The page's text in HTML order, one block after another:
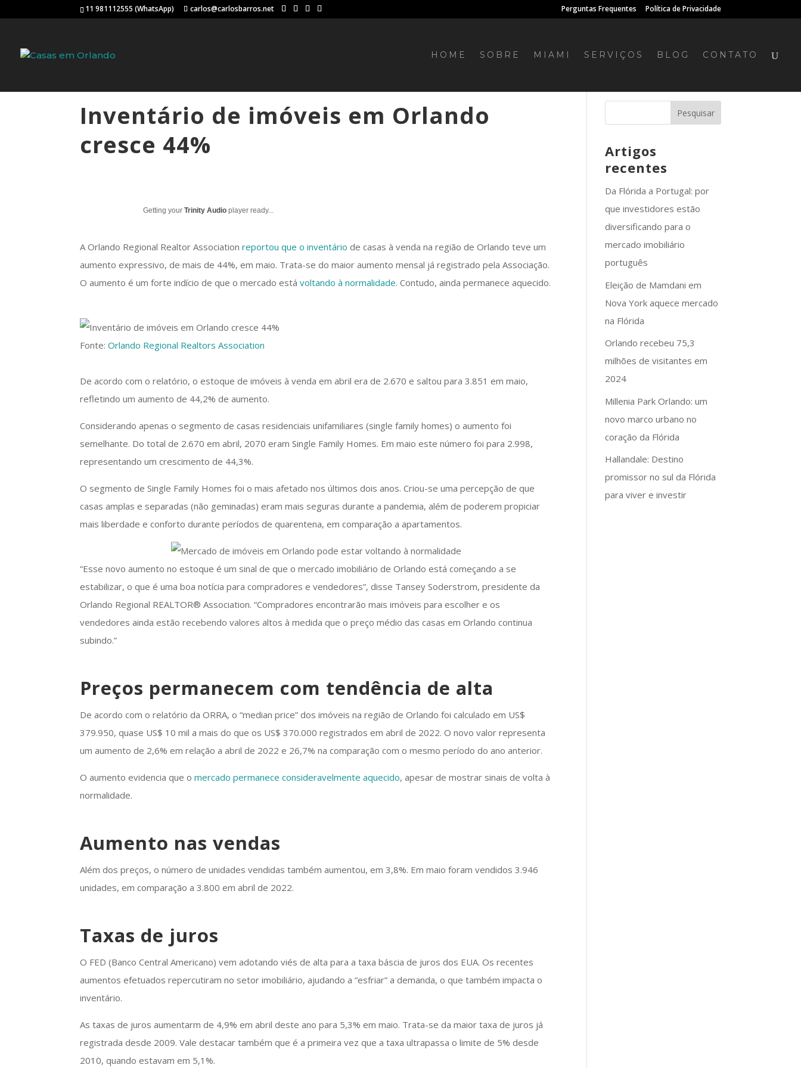
11 981112555 (WhatsApp) carlos@carlosbarros.net Perguntas Frequentes Política de Privacidade
HOME SOBRE MIAMI SERVIÇOS BLOG CONTATO
Inventário de imóveis em Orlando
cresce 44%
Getting yourTrinity Audio player ready...
A Orlando Regional Realtor Associationreportou que o inventário de casas à venda na região de Orlando teve um
aumento expressivo, de mais de 44%, em maio. Trata-se do maior aumento mensal já registrado pela Associação.
O aumento é um forte indício de que o mercado estávoltando à normalidade. Contudo, ainda permanece aquecido.
Fonte:Orlando Regional Realtors Association
De acordo com o relatório, o estoque de imóveis à venda em abril era de 2.670 e saltou para 3.851 em maio,
refletindo um aumento de 44,2% de aumento.
Considerando apenas o segmento de casas residenciais unifamiliares (single family homes) o aumento foi
semelhante. Do total de 2.670 em abril, 2070 eram Single Family Homes. Em maio este número foi para 2.998,
representando um crescimento de 44,3%.
O segmento de Single Family Homes foi o mais afetado nos últimos dois anos. Criou-se uma percepção de que
casas amplas e separadas (não geminadas) eram mais seguras durante a pandemia, além de poderem propiciar
mais liberdade e conforto durante períodos de quarentena, em comparação a apartamentos.
“Esse novo aumento no estoque é um sinal de que o mercado imobiliário de Orlando está começando a se
estabilizar, o que é uma boa notícia para compradores e vendedores”, disse Tansey Soderstrom, presidente da
Orlando Regional REALTOR® Association. “Compradores encontrarão mais imóveis para escolher e os
vendedores ainda estão recebendo valores altos à medida que o preço médio das casas em Orlando continua
subindo.”
Preços permanecem com tendência de alta
De acordo com o relatório da ORRA, o “median price” dos imóveis na região de Orlando foi calculado em US$
379.950, quase US$ 10 mil a mais do que os US$ 370.000 registrados em abril de 2022. O novo valor representa
um aumento de 2,6% em relação a abril de 2022 e 26,7% na comparação com o mesmo período do ano anterior.
O aumento evidencia que omercado permanece consideravelmente aquecido, apesar de mostrar sinais de volta à
normalidade.
Aumento nas vendas
Além dos preços, o número de unidades vendidas também aumentou, em 3,8%. Em maio foram vendidos 3.946
unidades, em comparação a 3.800 em abril de 2022.
Taxas de juros
O FED (Banco Central Americano) vem adotando viés de alta para a taxa báscia de juros dos EUA. Os recentes
aumentos efetuados repercutiram no setor imobiliário, ajudando a “esfriar” a demanda, o que também impacta o
inventário.
As taxas de juros aumentarm de 4,9% em abril deste ano para 5,3% em maio. Trata-se da maior taxa de juros já
registrada desde 2009. Vale destacar também que é a primeira vez que a taxa ultrapassa o limite de 5% desde
2010, quando estavam em 5,1%.
Artigos
recentes
Da Flórida a Portugal: por
que investidores estão
diversificando para o
mercado imobiliário
português
Eleição de Mamdani em
Nova York aquece mercado
na Flórida
Orlando recebeu 75,3
milhões de visitantes em
2024
Millenia Park Orlando: um
novo marco urbano no
coração da Flórida
Hallandale: Destino
promissor no sul da Flórida
para viver e investir